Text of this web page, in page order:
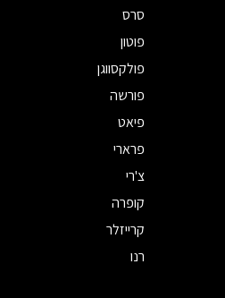
סרס
פוטון
פולקסווגן
פורשה
פיאט
פרארי
צ'רי
קופרה
קרייזלר
רנו